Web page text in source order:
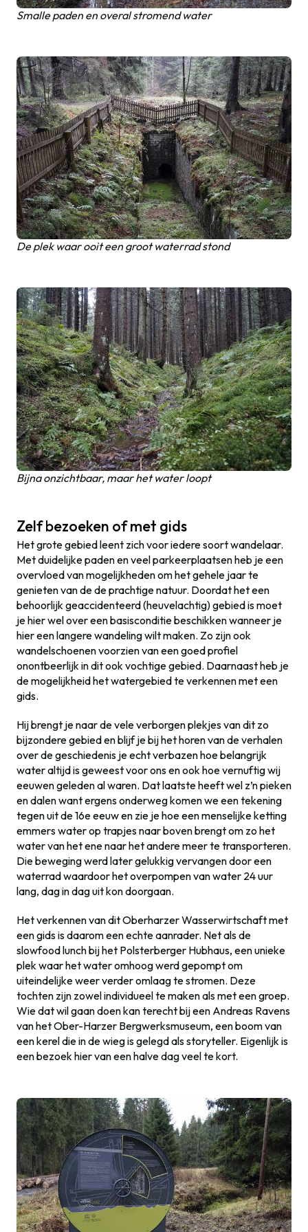
Smalle paden en overal stromend water
De plek waar ooit een groot waterrad stond
Bijna onzichtbaar, maar het water loopt
Zelf bezoeken of met gids
Het grote gebied leent zich voor iedere soort wandelaar.
Met duidelijke paden en veel parkeerplaatsen heb je een
overvloed van mogelijkheden om het gehele jaar te
genieten van de de prachtige natuur. Doordat het een
behoorlijk geaccidenteerd (heuvelachtig) gebied is moet
je hier wel over een basisconditie beschikken wanneer je
hier een langere wandeling wilt maken. Zo zijn ook
wandelschoenen voorzien van een goed profiel
onontbeerlijk in dit ook vochtige gebied. Daarnaast heb je
de mogelijkheid het watergebied te verkennen met een
gids.
Hij brengt je naar de vele verborgen plekjes van dit zo
bijzondere gebied en blijf je bij het horen van de verhalen
over de geschiedenis je echt verbazen hoe belangrijk
water altijd is geweest voor ons en ook hoe vernuftig wij
eeuwen geleden al waren. Dat laatste heeft wel z’n pieken
en dalen want ergens onderweg komen we een tekening
tegen uit de 16e eeuw en zie je hoe een menselijke ketting
emmers water op trapjes naar boven brengt om zo het
water van het ene naar het andere meer te transporteren.
Die beweging werd later gelukkig vervangen door een
waterrad waardoor het overpompen van water 24 uur
lang, dag in dag uit kon doorgaan.
Het verkennen van dit Oberharzer Wasserwirtschaft met
een gids is daarom een echte aanrader. Net als de
slowfood lunch bij het Polsterberger Hubhaus, een unieke
plek waar het water omhoog werd gepompt om
uiteindelijke weer verder omlaag te stromen. Deze
tochten zijn zowel individueel te maken als met een groep.
Wie dat wil gaan doen kan terecht bij een Andreas Ravens
van het Ober-Harzer Bergwerksmuseum, een boom van
een kerel die in de wieg is gelegd als storyteller. Eigenlijk is
een bezoek hier van een halve dag veel te kort.